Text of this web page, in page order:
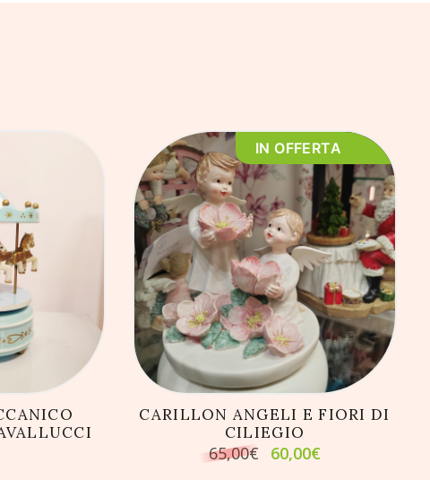
IN OFFERTA
AGGIUNGI AL CARRELLO
CARILLON ANGELI E FIORI DI
CILIEGIO
65,00€ Il
prezzo
60,00€Il